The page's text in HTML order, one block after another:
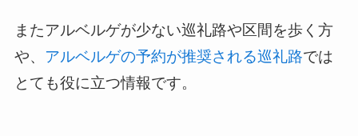
またアルベルゲが少ない巡礼路や区間を歩く方
や、 アルベルゲの予約が推奨される巡礼路では
とても役に立つ情報です。